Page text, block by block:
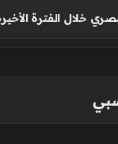
خلال الفترة